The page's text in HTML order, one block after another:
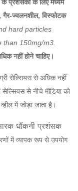
प्रशंसकों के लिए मध्यम
गैर-ज्वलनशील, विस्फोटक
hard particles
150mg/m3.
नहीं होने चाहिए।
सेल्सियस से अधिक नहीं
से नीचे मीडिया को
में जोड़ा जाता है।
धौंकनी प्रशंसक
में व्यापक रूप से उपयोग